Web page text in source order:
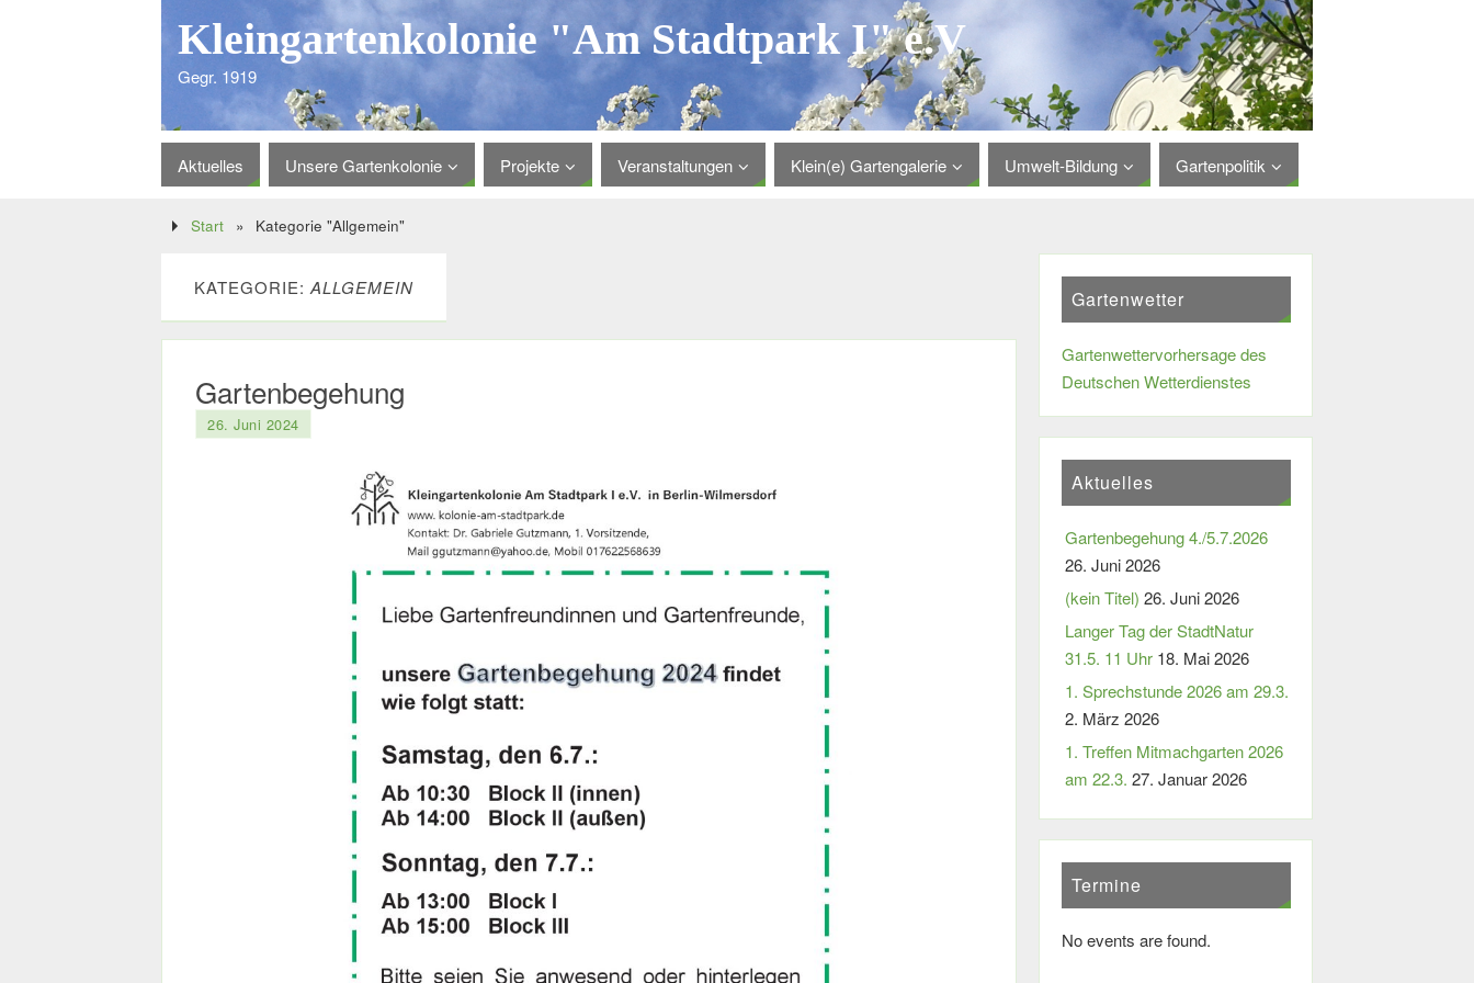
Kleingartenkolonie "Am Stadtpark I" e.V
Gegr. 1919
Aktuelles Unsere Gartenkolonie Projekte Veranstaltungen Klein(e) Gartengalerie Umwelt-Bildung Gartenpolitik
Start » Kategorie "Allgemein"
KATEGORIE: ALLGEMEIN
Gartenbegehung
26. Juni 2024
Gartenwetter
Gartenwettervorhersage des
Deutschen Wetterdienstes
Aktuelles
Gartenbegehung 4./5.7.2026
26. Juni 2026
(kein Titel) 26. Juni 2026
Langer Tag der StadtNatur
31.5. 11 Uhr 18. Mai 2026
1. Sprechstunde 2026 am 29.3.
2. März 2026
1. Treffen Mitmachgarten 2026
am 22.3. 27. Januar 2026
Termine
No events are found.